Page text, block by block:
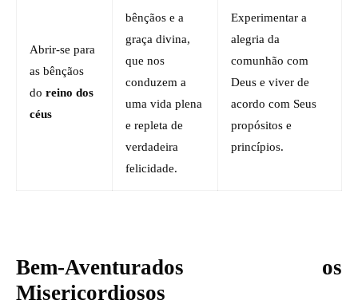
Abrir-se para
as bênçãos
do reino dos
céus
bênçãos e a
graça divina,
que nos
conduzem a
uma vida plena
e repleta de
verdadeira
felicidade.
Experimentar a
alegria da
comunhão com
Deus e viver de
acordo com Seus
propósitos e
princípios.
Bem-Aventurados os
Misericordiosos